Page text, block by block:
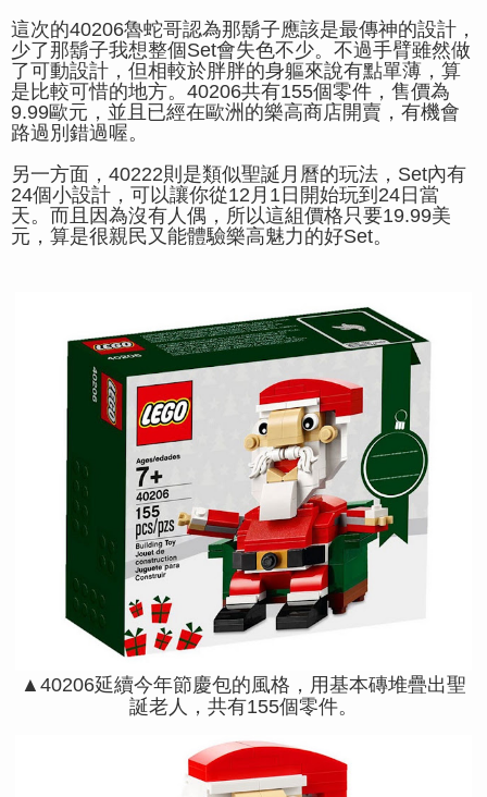
這次的40206魯蛇哥認為那鬍子應該是最傳神的設計，
少了那鬍子我想整個Set會失色不少。不過手臂雖然做
了可動設計，但相較於胖胖的身軀來說有點單薄，算
是比較可惜的地方。40206共有155個零件，售價為
9.99歐元，並且已經在歐洲的樂高商店開賣，有機會
路過別錯過喔。
另一方面，40222則是類似聖誕月曆的玩法，Set內有
24個小設計，可以讓你從12月1日開始玩到24日當
天。而且因為沒有人偶，所以這組價格只要19.99美
元，算是很親民又能體驗樂高魅力的好Set。
▲40206延續今年節慶包的風格，用基本磚堆疊出聖
誕老人，共有155個零件。